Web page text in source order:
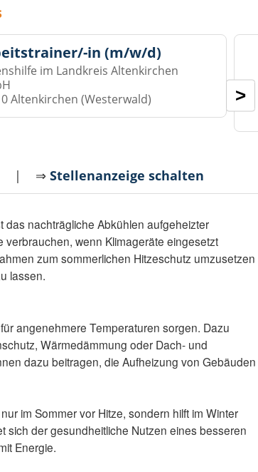
in (m/w/d)
im Landkreis Altenkirchen
Altenkirchen (Westerwald)
>
| ⇒Stellenanzeige schalten
das nachträgliche Abkühlen aufgeheizter
wenn Klimageräte eingesetzt
zum sommerlichen Hitzeschutz umzusetzen
lassen.
angenehmere Temperaturen sorgen. Dazu
Wärmedämmung oder Dach- und
dazu beitragen, die Aufheizung von Gebäuden
im Sommer vor Hitze, sondern hilft im Winter
sich der gesundheitliche Nutzen eines besseren
Energie.